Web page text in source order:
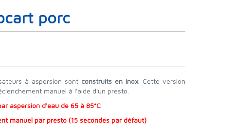
porc
à aspersion sont construits en inox. Cette version
manuel à l'aide d'un presto.
aspersion d'eau de 65 à 85°C
manuel par presto (15 secondes par défaut)